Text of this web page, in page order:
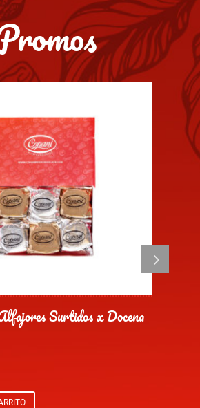
Doypack x 10 Mini Alfajores
CARRITO